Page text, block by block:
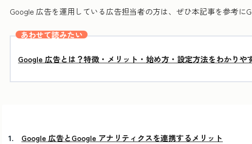
Google 広告を運用している広告担当者の方は、ぜひ本記事を参考に
あわせて読みたい
Google 広告とは？特徴・メリット・始め方・設定方法をわかりや
Google 広告とGoogle アナリティクスを連携するメリット